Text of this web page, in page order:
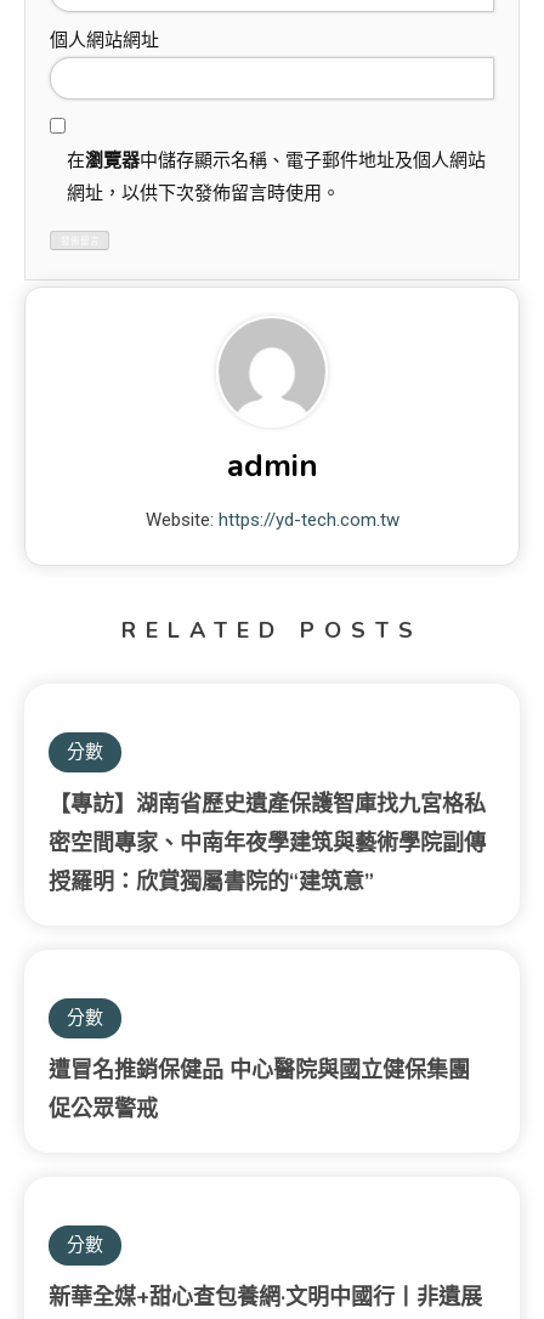
個人網站網址
在瀏覽器中儲存顯示名稱、電子郵件地址及個人網站
網址，以供下次發佈留言時使用。
admin
Website: https://yd-tech.com.tw
RELATED POSTS
分數
【專訪】湖南省歷史遺產保護智庫找九宮格私
密空間專家、中南年夜學建筑與藝術學院副傳
授羅明：欣賞獨屬書院的“建筑意”
分數
遭冒名推銷保健品 中心醫院與國立健保集團
促公眾警戒
分數
新華全媒+甜心查包養網·文明中國行丨非遺展